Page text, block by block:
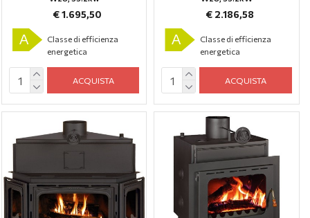
€ 1.695,50
A
Classe di efficienza
energetica
ACQUISTA
€ 2.186,58
A
Classe di efficienza
energetica
ACQUISTA